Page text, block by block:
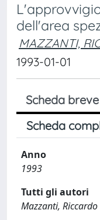
dell'area
MAZZANTI,
1993-01-01
Scheda breve
Scheda
Anno
1993
Tutti gli autori
Mazzanti, Riccardo